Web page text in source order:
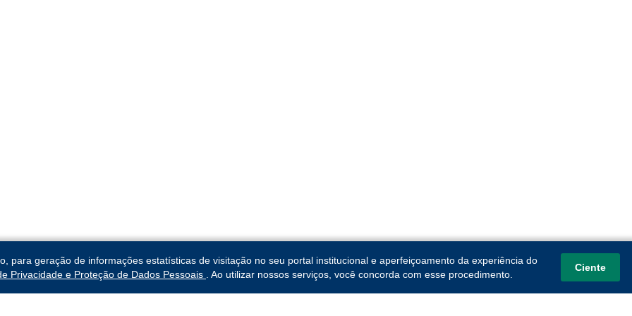
para geração de informações estatísticas de visitação no seu portal institucional e aperfeiçoamento da experiência do
Privacidade e Proteção de Dados Pessoais . Ao utilizar nossos serviços, você concorda com esse procedimento.
Ciente